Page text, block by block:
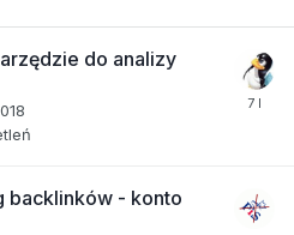
do analizy
backlinków - konto